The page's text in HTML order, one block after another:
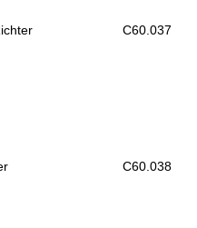
C60.037
C60.038